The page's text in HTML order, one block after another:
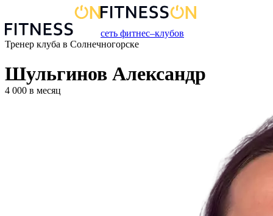
сеть фитнес–клубов
Тренер клуба в Солнечногорске
Шульгинов Александр
4 000 в месяц